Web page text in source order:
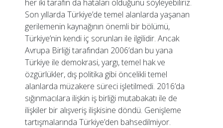
her iki tarafın da hataları olduğunu söyleyebiliriz.
Son yıllarda Türkiye’de temel alanlarda yaşanan
gerilemenin kaynağının önemli bir bölümü,
Türkiye’nin kendi iç sorunları ile ilgilidir. Ancak
Avrupa Birliği tarafından 2006’dan bu yana
Türkiye ile demokrasi, yargı, temel hak ve
özgürlükler, dış politika gibi öncelikli temel
alanlarda müzakere süreci işletilmedi. 2016’da
sığınmacılara ilişkin iş birliği mutabakatı ile de
ilişkiler bir alışveriş ilişkisine döndü. Genişleme
tartışmalarında Türkiye’den bahsedilmiyor.